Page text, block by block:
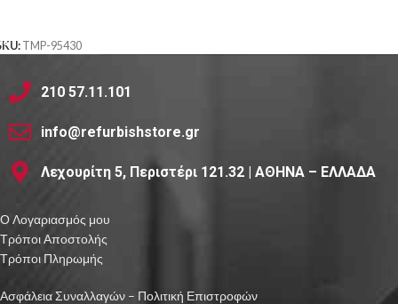
TMP-95430
210 57.11.101
info@refurbishstore.gr
Λεχουρίτη 5, Περιστέρι 121.32 | ΑΘΗΝΑ – ΕΛΛΑΔΑ
Ο Λογαριασμός μου
Τρόποι Αποστολής
Τρόποι Πληρωμής
Ασφάλεια Συναλλαγών – Πολιτική Επιστροφών